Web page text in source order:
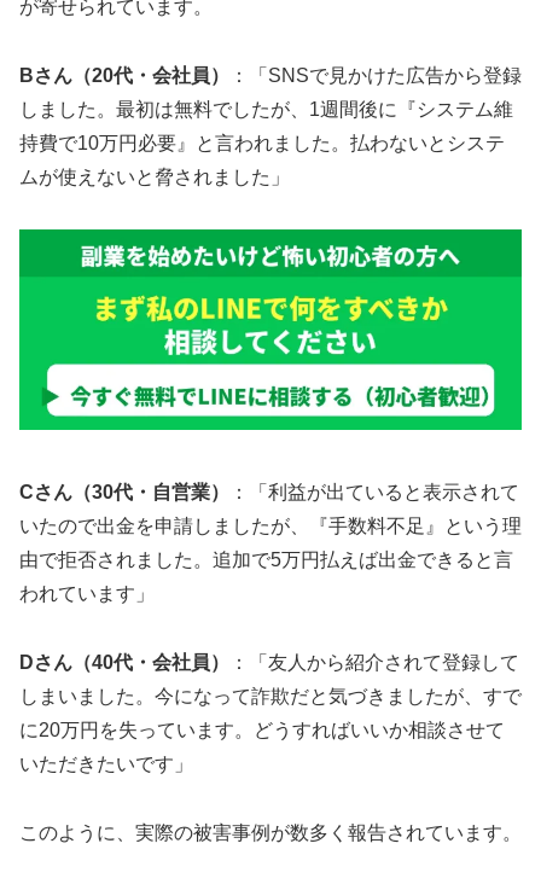
が寄せられています。
Bさん（20代・会社員）
：「SNSで見かけた広告から登録
しました。最初は無料でしたが、1週間後に『システム維
持費で10万円必要』と言われました。払わないとシステ
ムが使えないと脅されました」
Cさん（30代・自営業）
：「利益が出ていると表示されて
いたので出金を申請しましたが、『手数料不足』という理
由で拒否されました。追加で5万円払えば出金できると言
われています」
Dさん（40代・会社員）
：「友人から紹介されて登録して
しまいました。今になって詐欺だと気づきましたが、すで
に20万円を失っています。どうすればいいか相談させて
いただきたいです」
このように、実際の被害事例が数多く報告されています。